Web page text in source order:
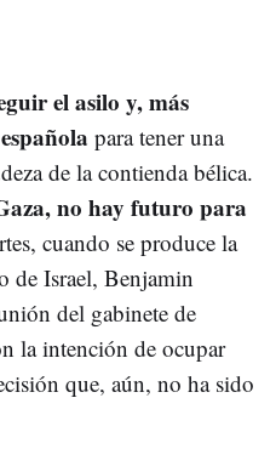
el asilo y, más
para tener una
de la contienda bélica.
no hay futuro para
cuando se produce la
de Israel, Benjamin
del gabinete de
la intención de ocupar
que, aún, no ha sido